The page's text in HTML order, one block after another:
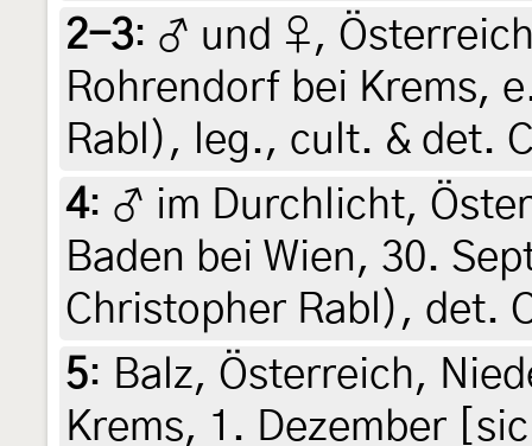
2-3: ♂ und ♀,
Rohrendorf bei Krems,
Rabl), leg., cult. & det.
4: ♂ im Durchlicht,
Baden bei Wien, 30.
Christopher Rabl), det.
5: Balz, Österreich,
Krems, 1. Dezember